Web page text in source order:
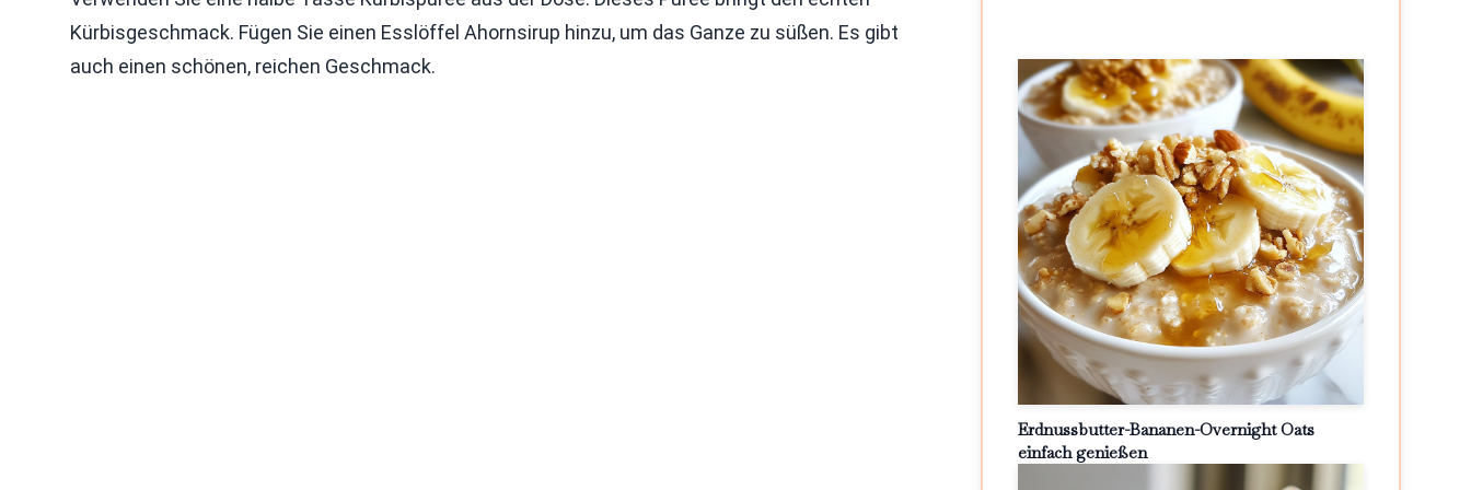
Kürbisgeschmack. Fügen Sie einen Esslöffel Ahornsirup hinzu, um das Ganze zu süßen. Es gibt
auch einen schönen, reichen Geschmack.
Erdnussbutter-Bananen-Overnight Oats
einfach genießen